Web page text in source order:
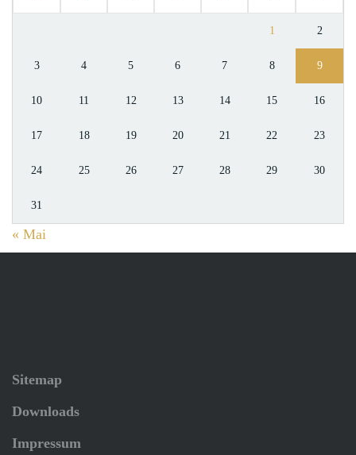
1 2
3 4 5 6 7 8 9
10 11 12 13 14 15 16
17 18 19 20 21 22 23
24 25 26 27 28 29 30
31
« Mai
Sitemap
Downloads
Impressum